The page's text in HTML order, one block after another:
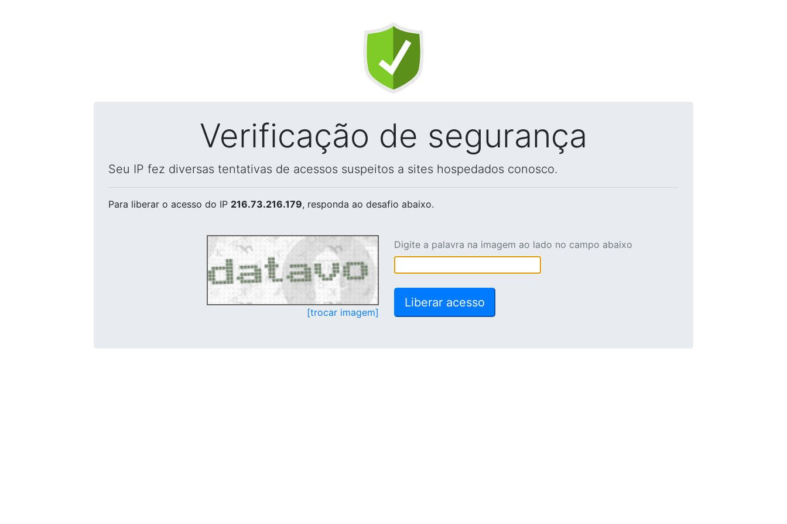
Verificação de segurança
Seu IP fez diversas tentativas de acessos suspeitos a sites hospedados conosco.
Para liberar o acesso do IP 216.73.216.179, responda ao desafio abaixo.
[trocar imagem]
Digite a palavra na imagem ao lado no campo abaixo